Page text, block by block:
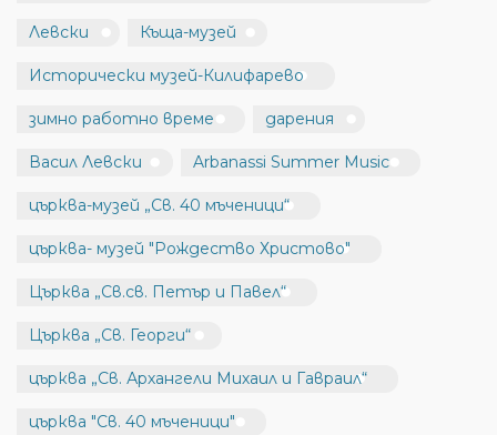
Левски Къща-музей
Исторически музей-Килифарево
зимно работно време дарения
Васил Левски Arbanassi Summer Music
църква-музей „Св. 40 мъченици“
църква- музей "Рождество Христово"
Църква „Св.св. Петър и Павел“
Църква „Св. Георги“
църква „Св. Архангели Михаил и Гавраил“
църква "Св. 40 мъченици"